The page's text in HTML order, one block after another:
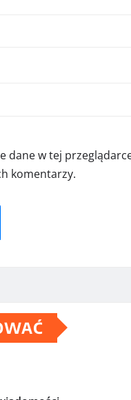
dane w tej
komentarzy.